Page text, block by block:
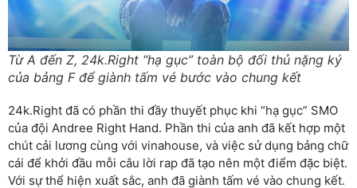
Từ A đến Z, 24k.Right “hạ gục” toàn bộ đối thủ nặng ký
của bảng F để giành tấm vé bước vào chung kết
24k.Right đã có phần thi đầy thuyết phục khi “hạ gục” SMO
của đội Andree Right Hand. Phần thi của anh đã kết hợp một
chút cải lương cùng với vinahouse, và việc sử dụng bảng chữ
cái để khởi đầu mỗi câu lời rap đã tạo nên một điểm đặc biệt.
Với sự thể hiện xuất sắc, anh đã giành tấm vé vào chung kết.